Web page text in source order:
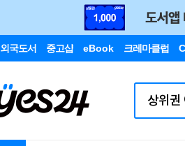
외국도서 중고샵 eBook 크레마클럽